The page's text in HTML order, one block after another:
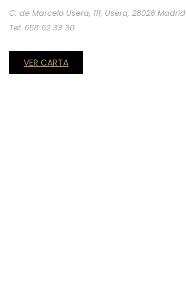
C. de Marcelo Usera, 111, Usera, 28026 Madrid
Tel: 658 62 33 30
VER CARTA